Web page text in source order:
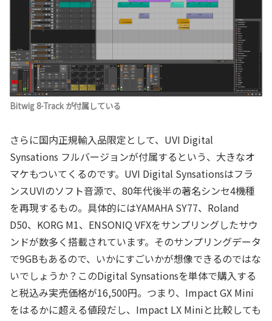
Bitwig 8-Track が付属している
さらに国内正規輸入品限定として、UVI Digital
Synsations フルバージョンが付属するという、大きなオ
マケもついてくるのです。UVI Digital Synsationsはフラ
ンスUVIのソフト音源で、80年代後半の著名シンセ4機種
を再現するもの。具体的にはYAMAHA SY77、Roland
D50、KORG M1、ENSONIQ VFXをサンプリングしたサウ
ンドが数多く搭載されています。そのサンプリングデータ
で9GBもあるので、いかにすごいかが想像できるのではな
いでしょうか？このDigital Synsationsを単体で購入する
と税込み実売価格が16,500円。つまり、Impact GX Mini
をはるかに超える値段だし、Impact LX Miniと比較しても